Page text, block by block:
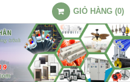
GIỎ HÀNG (0)